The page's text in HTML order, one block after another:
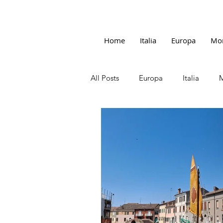
Home Italia Europa
All Posts Europa Italia